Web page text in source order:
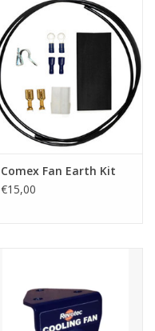
Comex Fan Earth Kit
€15,00